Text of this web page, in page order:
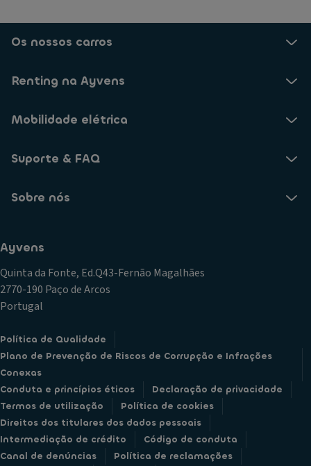
Os nossos carros
Renting na Ayvens
Mobilidade elétrica
Suporte & FAQ
Sobre nós
Ayvens
Quinta da Fonte, Ed.Q43-Fernão Magalhães
2770-190 Paço de Arcos
Portugal
Política de Qualidade
Plano de Prevenção de Riscos de Corrupção e Infrações
Conexas
Conduta e princípios éticos
Declaração de privacidade
Termos de utilização
Política de cookies
Direitos dos titulares dos dados pessoais
Intermediação de crédito
Código de conduta
Canal de denúncias
Política de reclamações